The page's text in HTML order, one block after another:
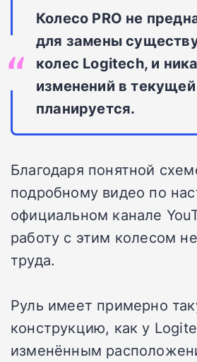
Колесо PRO не
для замены
колес Logitech, и
изменений в
планируется.
Благодаря понятной
подробному видео по
официальном канале
работу с этим колесом
труда.
Руль имеет примерно
конструкцию, как у
изменённым